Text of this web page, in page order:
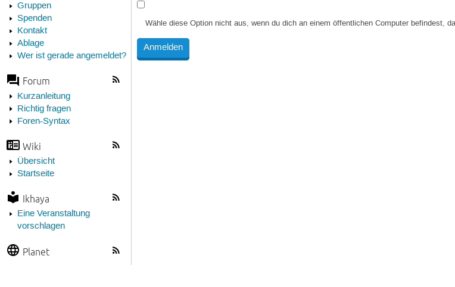
Gruppen
Spenden
Kontakt
Ablage
Wer ist gerade angemeldet?
Forum
Kurzanleitung
Richtig fragen
Foren-Syntax
Wiki
Übersicht
Startseite
Ikhaya
Eine Veranstaltung
vorschlagen
Planet
Wähle diese Option nicht aus, wenn du dich an einem öffentlichen Computer befindest,